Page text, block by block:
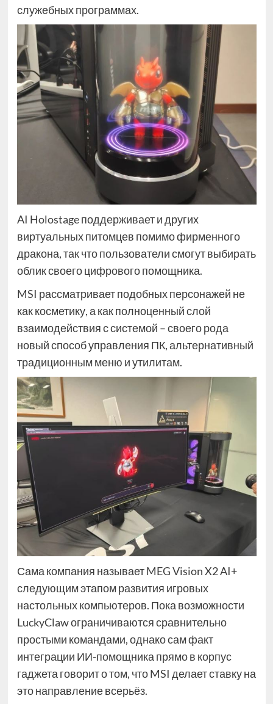
служебных программах.
AI Holostage поддерживает и других
виртуальных питомцев помимо фирменного
дракона, так что пользователи смогут выбирать
облик своего цифрового помощника.
MSI рассматривает подобных персонажей не
как косметику, а как полноценный слой
взаимодействия с системой – своего рода
новый способ управления ПК, альтернативный
традиционным меню и утилитам.
Сама компания называет MEG Vision X2 AI+
следующим этапом развития игровых
настольных компьютеров. Пока возможности
LuckyClaw ограничиваются сравнительно
простыми командами, однако сам факт
интеграции ИИ-помощника прямо в корпус
гаджета говорит о том, что MSI делает ставку на
это направление всерьёз.